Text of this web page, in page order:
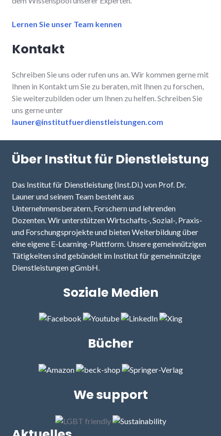
Lernen Sie unser Team kennen
Kontakt
Schreiben Sie uns oder rufen uns an. Wir kommen gerne mit
Ihnen in Kontakt um Sie zu beraten, mit Ihnen zu forschen,
Sie weiterzubilden oder um Ihnen zu helfen. Schreiben Sie
uns gerne unter
launer@institutfuerdienstleistungen.com
Über Institut für Dienstleistung
Das Institut für Dienstleistung (Inst.Di.) von Prof. Dr.
Launer und seinem Team besteht aus
Unternehmensberatern, Forschern und lehrenden
Dozenten. Wir unterstützen Wirtschafts-, Sozial-, Praxis-
und Forschungsprojekte und bieten Weiterbildung über
eine eigene E-Learning-Plattform. Unsere gemeinnützigen
Tätigkeiten sind gebündelt im Institut für gemeinnützige
Dienstleistungen gGmbH.
Soziale Medien
Bücher
We support